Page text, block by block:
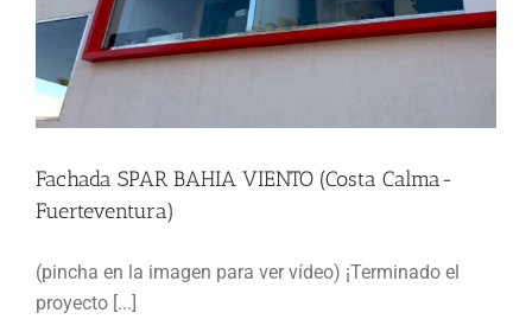
Fachada SPAR BAHIA VIENTO (Costa
Fachada SPAR BAHIA VIENTO (Costa Calma-
Fuerteventura)
(pincha en la imagen para ver vídeo) ¡Terminado el
proyecto [...]